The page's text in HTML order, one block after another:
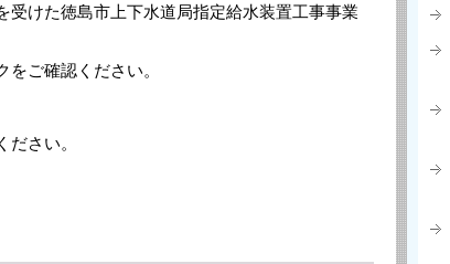
けた徳島市上下水道局指定給水装置工事事業
ご確認ください。
さい。